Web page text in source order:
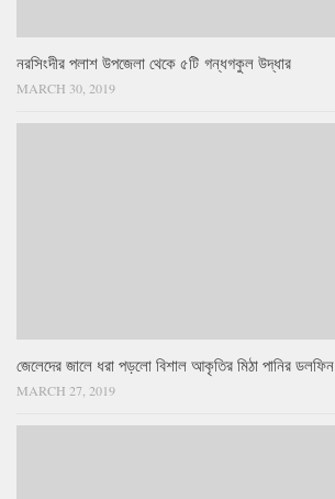
নরসিংদীর পলাশ উপজেলা থেকে ৫টি গন্ধগকুল উদ্ধার
MARCH 30, 2019
জেলেদের জালে ধরা পড়লো বিশাল আকৃতির মিঠা পানির ডলফিন
MARCH 27, 2019